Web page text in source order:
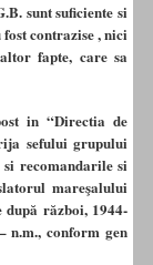
sunt suficiente si
contrazise , nici
fapte, care sa
in “Directia de
sefului grupului
recomandarile si
mareşalului
război, 1944-
n.m., conform gen